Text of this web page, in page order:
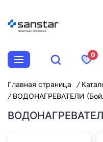
0
Главная страница
ВОДОНАГРЕВАТЕЛИ